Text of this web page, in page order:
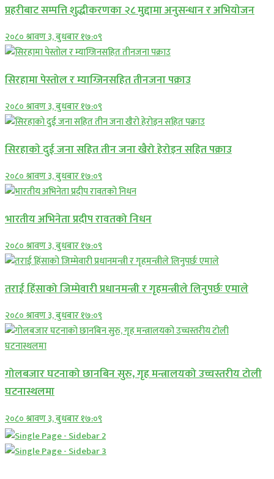
प्रहरीबाट सम्पत्ति शुद्धीकरणका २८ मुद्दामा अनुसन्धान र अभियोजन
२०८० श्रावण ३, बुधबार १७:०९
सिरहामा पेस्तोल र म्याग्जिनसहित तीनजना पक्राउ
२०८० श्रावण ३, बुधबार १७:०९
सिरहाकाे दुई जना सहित तीन जना खैरो हेरोइन सहित पक्राउ
२०८० श्रावण ३, बुधबार १७:०९
भारतीय अभिनेता प्रदीप रावतको निधन
२०८० श्रावण ३, बुधबार १७:०९
तराई हिंसाको जिम्मेवारी प्रधानमन्त्री र गृहमन्त्रीले लिनुपर्छः एमाले
२०८० श्रावण ३, बुधबार १७:०९
गोलबजार घटनाको छानबिन सुरु, गृह मन्त्रालयको उच्चस्तरीय टोली
घटनास्थलमा
२०८० श्रावण ३, बुधबार १७:०९